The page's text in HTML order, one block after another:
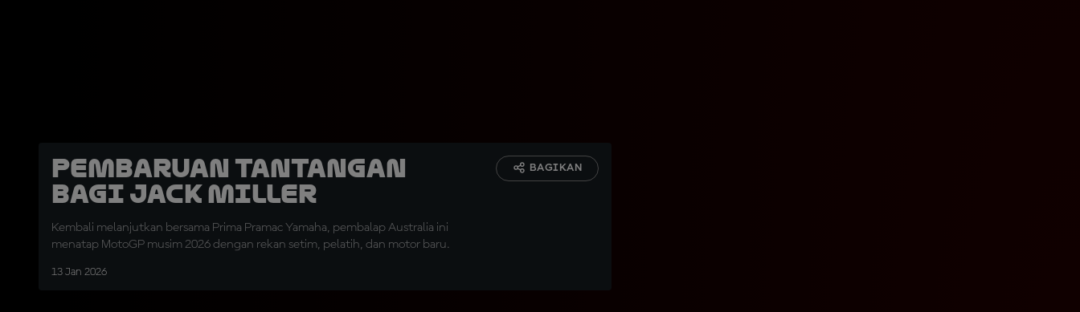
Pembaruan Tantangan
bagi Jack Miller
Kembali melanjutkan bersama Prima Pramac Yamaha, pembalap Australia ini
menatap MotoGP musim 2026 dengan rekan setim, pelatih, dan motor baru.
13 Jan 2026
BAGIKAN